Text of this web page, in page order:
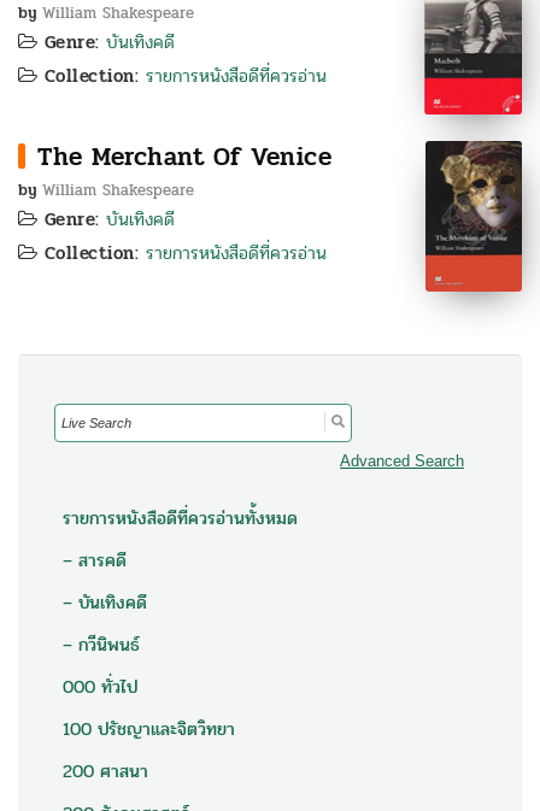
by William Shakespeare
Genre: บันเทิงคดี
Collection: รายการหนังสือดีที่ควรอ่าน
The Merchant Of Venice
by William Shakespeare
Genre: บันเทิงคดี
Collection: รายการหนังสือดีที่ควรอ่าน
Search
for:
Advanced Search
รายการหนังสือดีที่ควรอ่านทั้งหมด
– สารคดี
– บันเทิงคดี
– กวีนิพนธ์
000 ทั่วไป
100 ปรัชญาและจิตวิทยา
200 ศาสนา